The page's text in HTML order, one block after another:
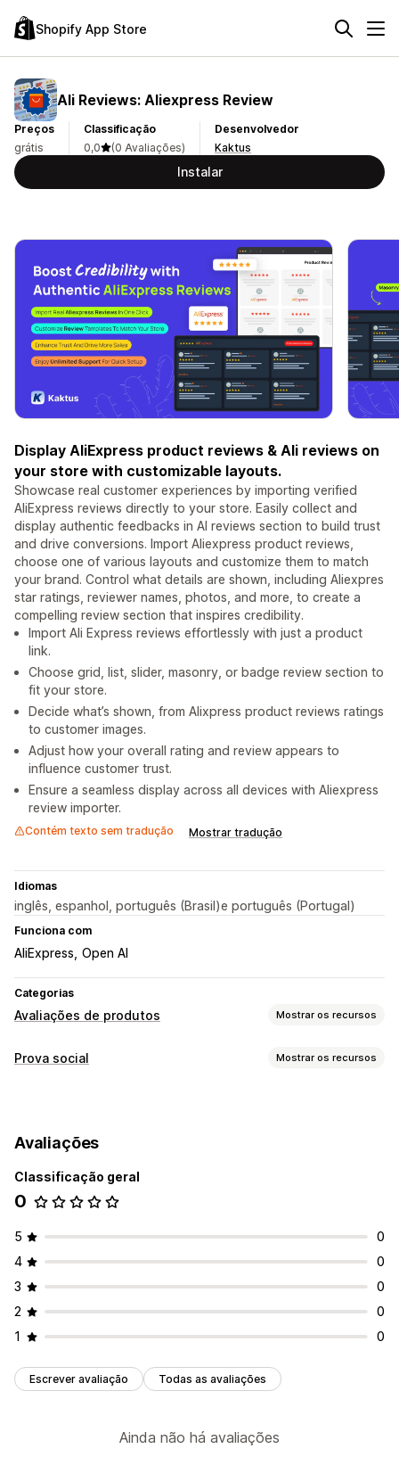
Shopify App Store
Ali Reviews: Aliexpress Review
Preços
grátis
Classificação
0,0
(0 Avaliações)
Desenvolvedor
Kaktus
Instalar
Display AliExpress product reviews & Ali reviews on
your store with customizable layouts.
Showcase real customer experiences by importing verified
AliExpress reviews directly to your store. Easily collect and
display authentic feedbacks in AI reviews section to build trust
and drive conversions. Import Aliexpress product reviews,
choose one of various layouts and customize them to match
your brand. Control what details are shown, including Aliexpres
star ratings, reviewer names, photos, and more, to create a
compelling review section that inspires credibility.
Import Ali Express reviews effortlessly with just a product
link.
Choose grid, list, slider, masonry, or badge review section to
fit your store.
Decide what’s shown, from Alixpress product reviews ratings
to customer images.
Adjust how your overall rating and review appears to
influence customer trust.
Ensure a seamless display across all devices with Aliexpress
review importer.
Contém texto sem tradução Mostrar tradução
Idiomas
inglês, espanhol, português (Brasil)e português (Portugal)
Funciona com
AliExpress Open AI
Categorias
Avaliações de produtos Mostrar os recursos
Opções de exibição
Pop-ups Importação e exportação
Prova social Mostrar os recursos
Opções de exibição
Contagem de avaliações
Layouts automáticos
Análises
Acompanhamento de engajamento
Acompanhamento de conversões
Avaliações
Classificação geral
0
5
0
4
0
3
0
2
0
1
0
Escrever avaliação Todas as avaliações
Ainda não há avaliações